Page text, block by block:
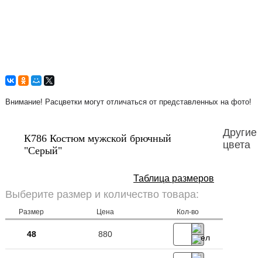
Внимание! Расцветки могут отличаться от представленных на фото!
К786 Костюм мужской брючный
"Серый"
Таблица размеров
Выберите размер и количество товара:
Размер Цена Кол-во
48 880
Другие
цвета